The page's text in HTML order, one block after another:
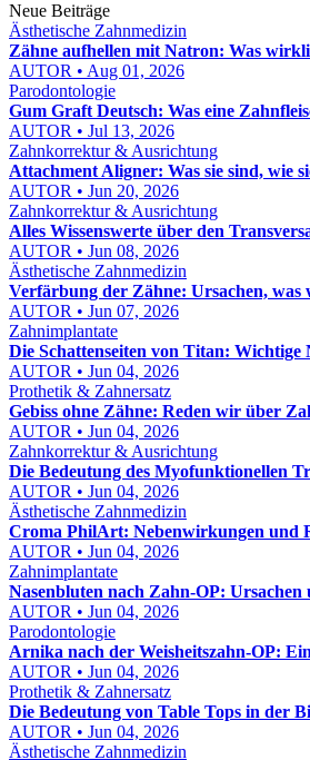
Neue Beiträge
Ästhetische Zahnmedizin
Zähne aufhellen mit Natron: Was
AUTOR • Aug 01, 2026
Parodontologie
Gum Graft Deutsch: Was eine
AUTOR • Jul 13, 2026
Zahnkorrektur & Ausrichtung
Attachment Aligner: Was sie sind, wie
AUTOR • Jun 20, 2026
Zahnkorrektur & Ausrichtung
Alles Wissenswerte über den
AUTOR • Jun 08, 2026
Ästhetische Zahnmedizin
Verfärbung der Zähne: Ursachen,
AUTOR • Jun 07, 2026
Zahnimplantate
Die Schattenseiten von Titan: Wichtige
AUTOR • Jun 04, 2026
Prothetik & Zahnersatz
Gebiss ohne Zähne: Reden wir über
AUTOR • Jun 04, 2026
Zahnkorrektur & Ausrichtung
Die Bedeutung des Myofunktionellen
AUTOR • Jun 04, 2026
Ästhetische Zahnmedizin
Croma PhilArt: Nebenwirkungen und
AUTOR • Jun 04, 2026
Zahnimplantate
Nasenbluten nach Zahn-OP: Ursachen
AUTOR • Jun 04, 2026
Parodontologie
Arnika nach der Weisheitszahn-OP:
AUTOR • Jun 04, 2026
Prothetik & Zahnersatz
Die Bedeutung von Table Tops in der
AUTOR • Jun 04, 2026
Ästhetische Zahnmedizin